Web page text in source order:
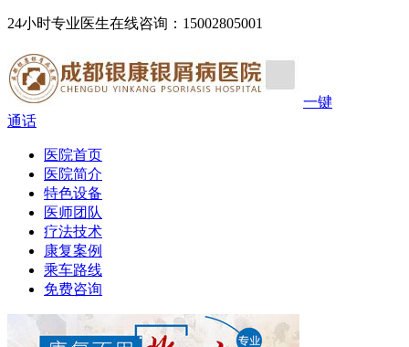
24小时专业医生在线咨询：15002805001
一键
通话
医院首页
医院简介
特色设备
医师团队
疗法技术
康复案例
乘车路线
免费咨询